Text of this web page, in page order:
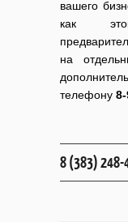
вашего
как
на
телефону
8 (383) 248-